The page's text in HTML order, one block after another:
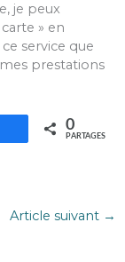
je peux
» en
service que
prestations
Partagez 0
PARTAGES
Article suivant →